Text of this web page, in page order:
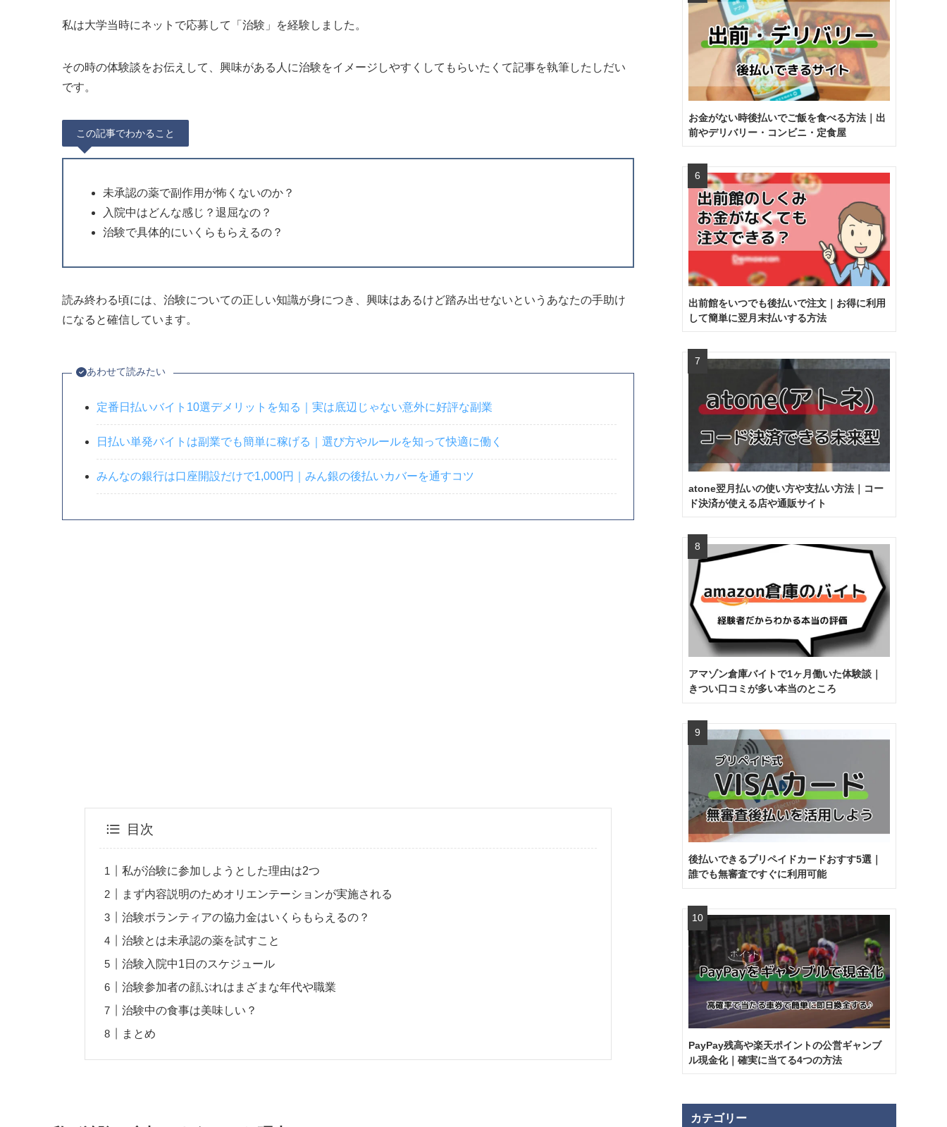
私は大学当時にネットで応募して「治験」を経験しました。
その時の体験談をお伝えして、興味がある人に治験をイメージしやすくしてもらいたくて記事を執筆したしだい
です。
この記事でわかること
未承認の薬で副作用が怖くないのか？
入院中はどんな感じ？退屈なの？
治験で具体的にいくらもらえるの？
読み終わる頃には、治験についての正しい知識が身につき、興味はあるけど踏み出せないというあなたの手助け
になると確信しています。
あわせて読みたい
定番日払いバイト10選デメリットを知る｜実は底辺じゃない意外に好評な副業
日払い単発バイトは副業でも簡単に稼げる｜選び方やルールを知って快適に働く
みんなの銀行は口座開設だけで1,000円｜みん銀の後払いカバーを通すコツ
目次
私が治験に参加しようとした理由は2つ
まず内容説明のためオリエンテーションが実施される
治験ボランティアの協力金はいくらもらえるの？
治験とは未承認の薬を試すこと
治験入院中1日のスケジュール
治験参加者の顔ぶれはまざまな年代や職業
治験中の食事は美味しい？
まとめ
お金がない時後払いでご飯を食べる方法｜出
前やデリバリー・コンビニ・定食屋
出前館をいつでも後払いで注文｜お得に利用
して簡単に翌月末払いする方法
atone翌月払いの使い方や支払い方法｜コー
ド決済が使える店や通販サイト
アマゾン倉庫バイトで1ヶ月働いた体験談｜
きつい口コミが多い本当のところ
後払いできるプリペイドカードおすす5選｜
誰でも無審査ですぐに利用可能
PayPay残高や楽天ポイントの公営ギャンブ
ル現金化｜確実に当てる4つの方法
カテゴリー